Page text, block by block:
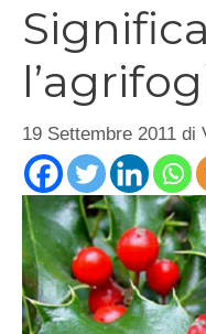
19 Settembre 2011 di